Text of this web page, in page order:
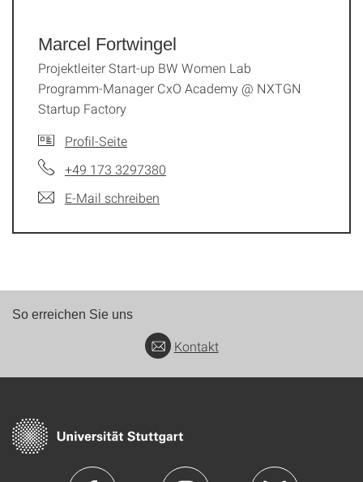
Marcel Fortwingel
Projektleiter Start-up BW Women Lab
Programm-Manager CxO Academy @ NXTGN
Startup Factory
Profil-Seite
+49 173 3297380
E-Mail schreiben
So erreichen Sie uns
Kontakt